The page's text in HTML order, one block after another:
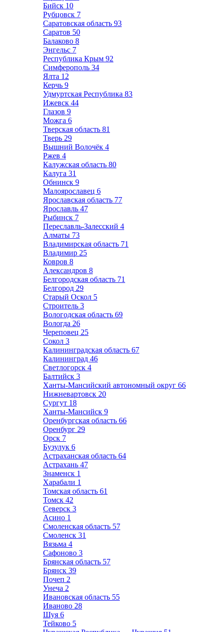
Бийск 10
Рубцовск 7
Саратовская область 93
Саратов 50
Балаково 8
Энгельс 7
Республика Крым 92
Симферополь 34
Ялта 12
Керчь 9
Удмуртская Республика 83
Ижевск 44
Глазов 9
Можга 6
Тверская область 81
Тверь 29
Вышний Волочёк 4
Ржев 4
Калужская область 80
Калуга 31
Обнинск 9
Малоярославец 6
Ярославская область 77
Ярославль 47
Рыбинск 7
Переславль-Залесский 4
Алматы 73
Владимирская область 71
Владимир 25
Ковров 8
Александров 8
Белгородская область 71
Белгород 29
Старый Оскол 5
Строитель 3
Вологодская область 69
Вологда 26
Череповец 25
Сокол 3
Калининградская область 67
Калининград 46
Светлогорск 4
Балтийск 3
Ханты-Мансийский автономный округ 66
Нижневартовск 20
Сургут 18
Ханты-Мансийск 9
Оренбургская область 66
Оренбург 29
Орск 7
Бузулук 6
Астраханская область 64
Астрахань 47
Знаменск 1
Харабали 1
Томская область 61
Томск 42
Северск 3
Асино 1
Смоленская область 57
Смоленск 31
Вязьма 4
Сафоново 3
Брянская область 57
Брянск 39
Почеп 2
Унеча 2
Ивановская область 55
Иваново 28
Шуя 6
Тейково 5